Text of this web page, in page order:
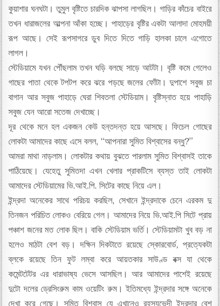
কুয়াশার ঘনঘটা। তুমুল বৃষ্টিতে চারদিক ঝাপসা লাগছিল। গাড়ির কাঁচের বাইরে
তখন ধারাজলের আল্পনা আঁকা হচ্ছে। পাহাড়ের বৃষ্টির একটা আলাদা মোহময়ী
রূপ আছে। সেই রূপসাগরে ডুব দিতে দিতে গাড়ি হালকা চালে এগোতে
লাগল।
স্টেডিয়ামে যখন পৌঁছলাম তখন ঘড়ি বলছে সাড়ে আটটা। বৃষ্টি কমে গেলেও
গাছের পাতা থেকে টপটপ করে ঝরে পড়ছে জলের ফোঁটা। দুপাশে সবুজ চা
বাগান আর সবুজ পাহাড়ে ঘেরা শিবতলা স্টেডিয়াম। বৃষ্টিস্নাত হয়ে পাহাড়ি
সবুজ যেন আরো সতেজ দেখাচ্ছে।
দূর থেকে মনে হল একজন কেউ হন্তদন্ত হয়ে আসছে। ফিচেল গোছের
লোকটা আমাদের কাছে এসে বলল, “আপনারা সুমিত বিশ্বাসের বন্ধু?”
আমরা মাথা নাড়লাম। লোকটার কথায় বুঝতে পারলাম সুমিত বিশ্বাসই তাকে
পাঠিয়েছে। যেহেতু সুমিতদা এখন খেলার প্রাকটিসে ব্যস্ত তাই লোকটা
আমাদের স্টেডিয়ামের ভি.আই.পি. সিটের কাছে নিয়ে এল।
ইন্দ্রদা অনেকের সাথে পরিচয় করছিল, সেখানে ইন্দ্রদাকে চেনে এরকম দু
তিনজন পরিচিত লোকও বেরিয়ে গেল। আমাদের নিয়ে ভি.আই.পি সিটে প্রায়
পঞ্চাশ জনের মত লোক ছিল। বাকি স্টেডিয়াম ভর্তি। স্টেডিয়ামটা খুব বড় না
হলেও মাঠটা বেশ বড়। দক্ষিন দিকটাতে রয়েছে স্কোরবোর্ড, প্রত্যেকটা
ব্লকে রয়েছে তিন ফুট লম্বা করে আয়তকার সাউণ্ড বক্স যা থেকে
কমেন্টটেটর এর ধারাভাষ্য ভেসে আসছিল। আর আমাদের পাশেই রয়েছে
দুটো দলের ড্রেসিংরুম কাম ওয়েটিং রুম। ইতিমধ্যে ইন্দ্রদার সঙ্গে অনেকে
দেখা করে গেছে। সুমিত বিশ্বাস যে এখানেও রহস্যভেদী ইন্দ্রদার বেশ